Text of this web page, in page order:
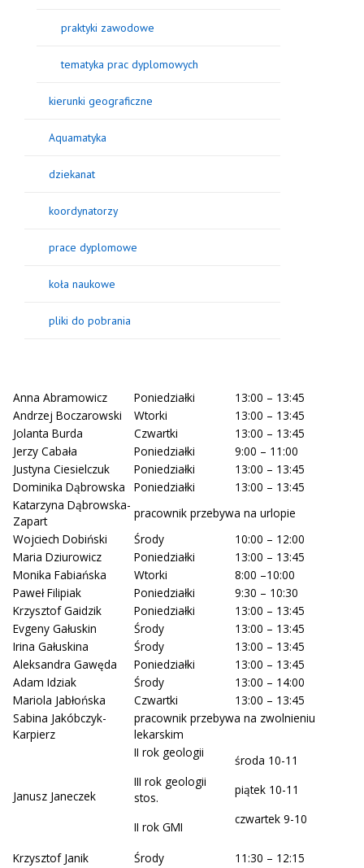
Anna Abramowicz Poniedziałki
13:00 – 13:45
Andrzej Boczarowski
Wtorki
13:00 – 13:45
Jolanta Burda
Czwartki
13:00 – 13:45
Jerzy Cabała
Poniedziałki
9:00 – 11:00
Justyna Ciesielczuk
Poniedziałki
13:00 – 13:45
Dominika Dąbrowska
Poniedziałki
13:00 – 13:45
Katarzyna Dąbrowska-
Zapart
pracownik przebywa na urlopie
Wojciech Dobiński
Środy
10:00 – 12:00
Maria Dziurowicz
Poniedziałki
13:00 – 13:45
Monika Fabiańska
Wtorki
8:00 –10:00
Paweł Filipiak
Poniedziałki
9:30 – 10:30
Krzysztof Gaidzik
Poniedziałki
13:00 – 13:45
Evgeny Gałuskin
Środy
13:00 – 13:45
Irina Gałuskina
Środy
13:00 – 13:45
Aleksandra Gawęda
Poniedziałki
13:00 – 13:45
Adam Idziak
Środy
13:00 – 14:00
Mariola Jabłońska
Czwartki
13:00 – 13:45
Sabina Jakóbczyk-
Karpierz
pracownik przebywa na zwolnieniu
lekarskim
Janusz Janeczek
II rok geologii
III rok geologii
stos.
II rok GMI
środa 10-11
piątek 10-11
czwartek 9-10
Krzysztof Janik Środy 11:30 – 12:15
praktyki zawodowe
tematyka prac dyplomowych
kierunki geograficzne
Aquamatyka
dziekanat
koordynatorzy
prace dyplomowe
koła naukowe
pliki do pobrania